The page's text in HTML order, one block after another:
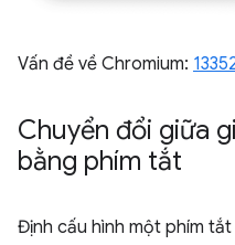
Vấn đề về Chromium:
Chuyển đổi giữa
bằng phím tắt
Định cấu hình một phím